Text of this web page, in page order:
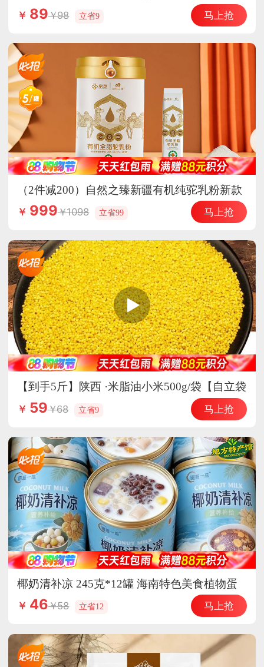
子 丸料 海鲜水产
￥ 89 98 立省9 马上抢
（2件减200）自然之臻新疆有机纯驼乳粉新款
会员专享
￥ 999 1098 立省99 马上抢
【到手5斤】陕西 ·米脂油小米500g/袋【自立袋
装】
￥ 59 68 立省9 马上抢
椰奶清补凉 245克*12罐 海南特色美食植物蛋
白饮料
￥ 46 58 立省12 马上抢